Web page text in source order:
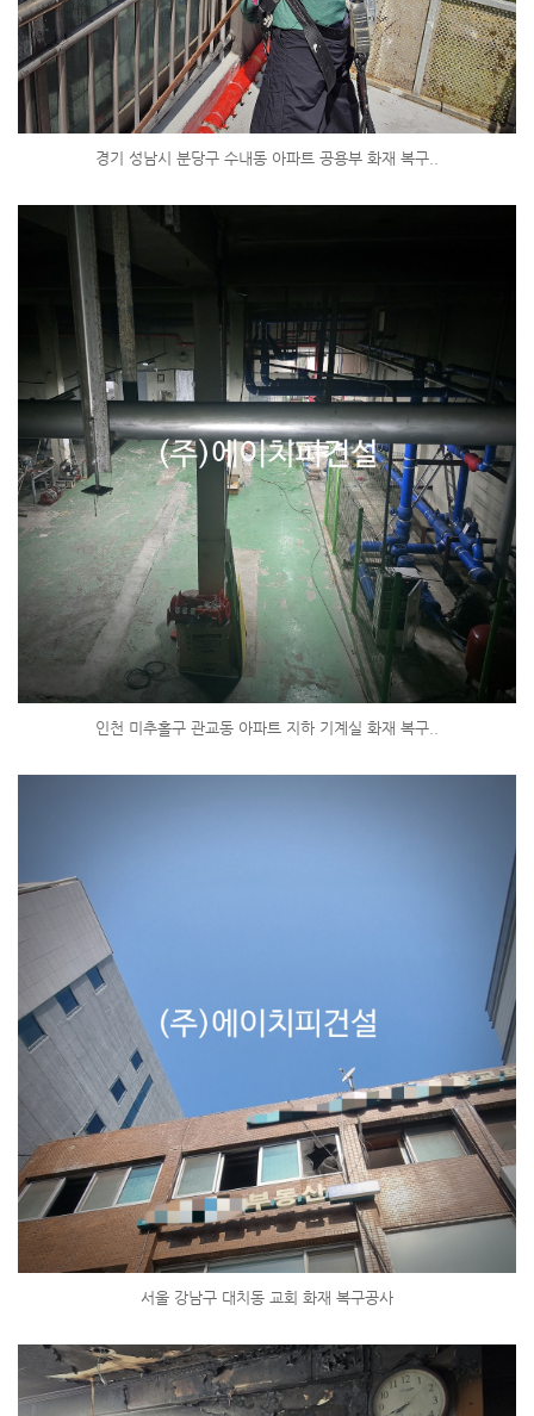
경기 성남시 분당구 수내동 아파트 공용부 화재 복구..
인천 미추홀구 관교동 아파트 지하 기계실 화재 복구..
서울 강남구 대치동 교회 화재 복구공사